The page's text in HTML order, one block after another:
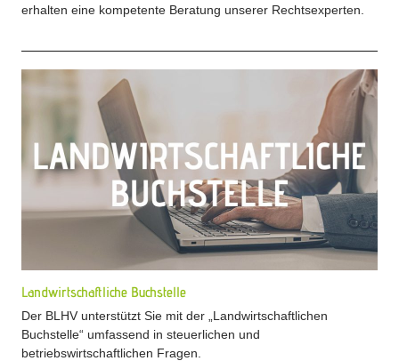
erhalten eine kompetente Beratung unserer Rechtsexperten.
Landwirtschaftliche Buchstelle
Der BLHV unterstützt Sie mit der „Landwirtschaftlichen
Buchstelle“ umfassend in steuerlichen und
betriebswirtschaftlichen Fragen.